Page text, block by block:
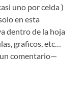
uno por celda )
en esta
dentro de la hoja
graficos, etc…
comentario—